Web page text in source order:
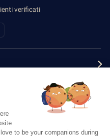
verificati
to be your companions during